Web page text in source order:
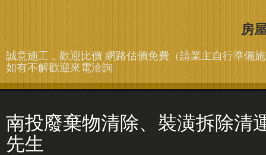
房
誠意施工，歡迎比價 網路估價免費（請業主自行準備
如有不解歡迎來電洽詢
南投廢棄物清除、裝潢拆除清
先生